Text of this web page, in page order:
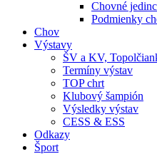
Chovné
Podmienky
Chov
Výstavy
ŠV a KV,
Termíny výstav
TOP chrt
Klubový šampión
Výsledky výstav
CESS & ESS
Odkazy
Šport